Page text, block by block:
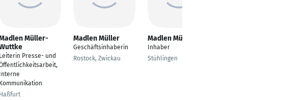
Müller-
Leiterin Presse- und
Interne
Kommunikation
Haßfurt
Madlen Müller
Geschäftsinhaberin
Rostock, Zwickau
Madlen Müller
Inhaber
Stühlingen